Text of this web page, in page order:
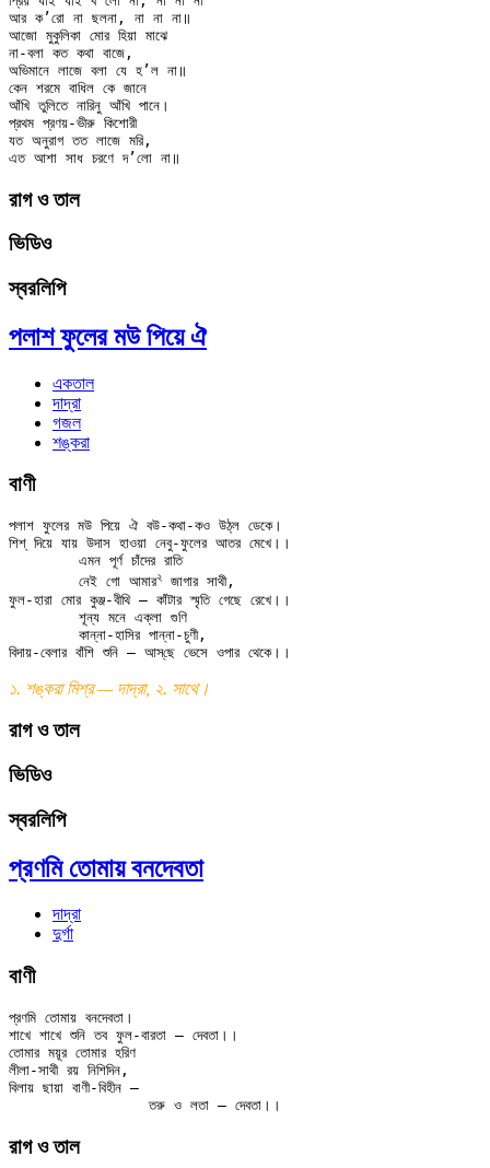
আর ক’রো না ছলনা, না না না॥
আজো মুকুলিকা মোর হিয়া মাঝে
না-বলা কত কথা বাজে,
অভিমানে লাজে বলা যে হ’ল না॥
কেন শরমে বাধিল কে জানে
আঁখি তুলিতে নারিনু আঁখি পানে।
প্রথম প্রণয়-ভীরু কিশোরী
যত অনুরাগ তত লাজে মরি,
রাগ ও তাল
ভিডিও
স্বরলিপি
পলাশ ফুলের মউ পিয়ে ঐ
একতাল
দাদ্‌রা
গজল
শঙ্করা
বাণী
পলাশ ফুলের মউ পিয়ে ঐ বউ-কথা-কও উঠ্ল ডেকে।
শিশ্ দিয়ে যায় উদাস হাওয়া নেবু-ফুলের আতর মেখে।।
	নেই গো আমার
২ জাগার সাথী,
ফুল-হারা মোর কুঞ্জ-বীথি — কাঁটার স্মৃতি গেছে রেখে।।
১. শঙ্করা মিশ্র — দাদ্‌রা, ২. সাথে।
রাগ ও তাল
ভিডিও
স্বরলিপি
প্রণমি তোমায় বনদেবতা
দাদ্‌রা
দুর্গা
বাণী
প্রণমি তোমায় বনদেবতা।
শাখে শাখে শুনি তব ফুল-বারতা — দেবতা।।
তোমার ময়ূর তোমার হরিণ
লীলা-সাথী রয় নিশিদিন,
বিলায় ছায়া বাণী-বিহীন —
রাগ ও তাল